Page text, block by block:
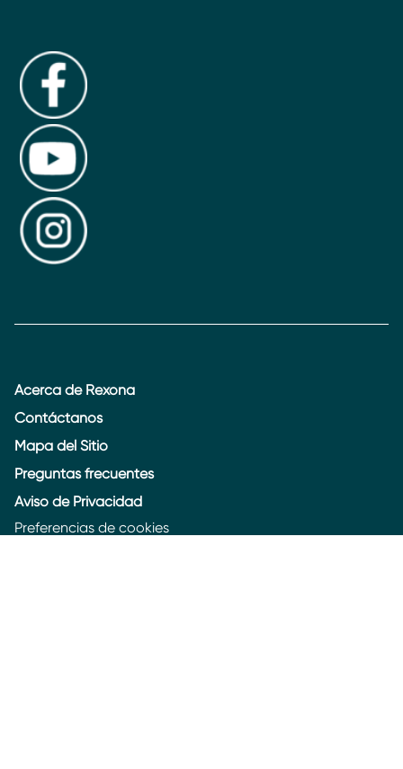
Acerca de Rexona
Contáctanos
Mapa del Sitio
Preguntas frecuentes
Aviso de Privacidad
Preferencias de cookies